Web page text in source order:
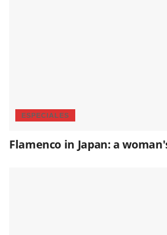
ESPECIALES
Flamenco in Japan: a